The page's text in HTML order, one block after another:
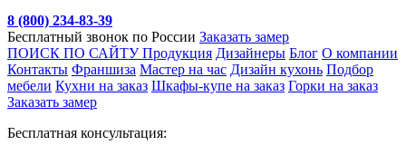
8 (800) 234-83-39
Бесплатный звонок по России Заказать замер
ПОИСК ПО САЙТУПродукция Дизайнеры Блог О компании
Контакты Франшиза Мастер на час Дизайн кухонь Подбор
мебели Кухни на заказ Шкафы-купе на заказ Горки на заказ
Заказать замер
Бесплатная консультация: